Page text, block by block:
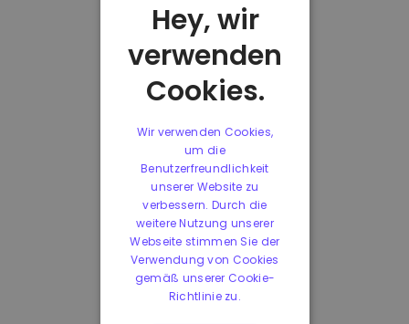
Hey, wir
verwenden
Cookies.
Wir verwenden Cookies,
um die
Benutzerfreundlichkeit
unserer Website zu
verbessern. Durch die
weitere Nutzung unserer
Webseite stimmen Sie der
Verwendung von Cookies
gemäß unserer Cookie-
Richtlinie zu.